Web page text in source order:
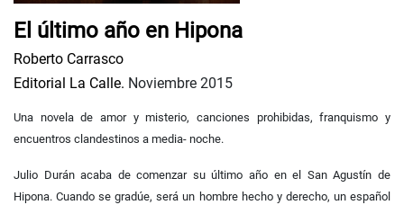
El último año en Hipona
Roberto Carrasco
Editorial La Calle. Noviembre 2015
Una novela de amor y misterio, canciones prohibidas, franquismo y
encuentros clandestinos a media- noche.
Julio Durán acaba de comenzar su último año en el San Agustín de
Hipona. Cuando se gradúe, será un hombre hecho y derecho, un español